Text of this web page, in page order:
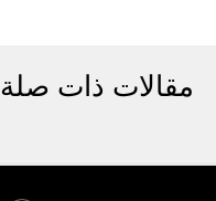
مقالات ذات صلة